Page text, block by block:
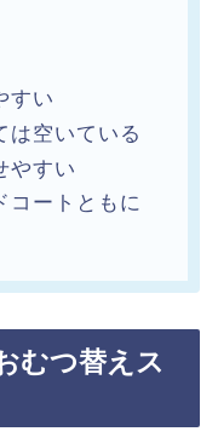
すい
は空いている
やすい
コートともに
むつ替えス